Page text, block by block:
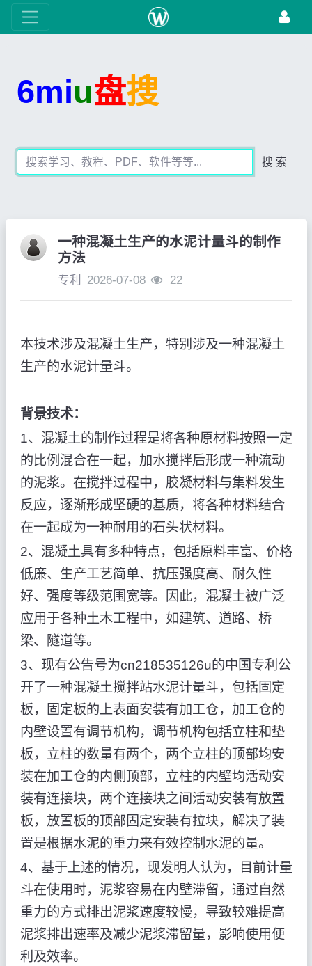
6miu盘搜
搜 索
一种混凝土生产的水泥计量斗的制作
方法
专利 2026-07-08 22
本技术涉及混凝土生产，特别涉及一种混凝土
生产的水泥计量斗。
背景技术：
1、混凝土的制作过程是将各种原材料按照一定
的比例混合在一起，加水搅拌后形成一种流动
的泥浆。在搅拌过程中，胶凝材料与集料发生
反应，逐渐形成坚硬的基质，将各种材料结合
在一起成为一种耐用的石头状材料。
2、混凝土具有多种特点，包括原料丰富、价格
低廉、生产工艺简单、抗压强度高、耐久性
好、强度等级范围宽等。因此，混凝土被广泛
应用于各种土木工程中，如建筑、道路、桥
梁、隧道等。
3、现有公告号为cn218535126u的中国专利公
开了一种混凝土搅拌站水泥计量斗，包括固定
板，固定板的上表面安装有加工仓，加工仓的
内壁设置有调节机构，调节机构包括立柱和垫
板，立柱的数量有两个，两个立柱的顶部均安
装在加工仓的内侧顶部，立柱的内壁均活动安
装有连接块，两个连接块之间活动安装有放置
板，放置板的顶部固定安装有拉块，解决了装
置是根据水泥的重力来有效控制水泥的量。
4、基于上述的情况，现发明人认为，目前计量
斗在使用时，泥浆容易在内壁滞留，通过自然
重力的方式排出泥浆速度较慢，导致较难提高
泥浆排出速率及减少泥浆滞留量，影响使用便
利及效率。